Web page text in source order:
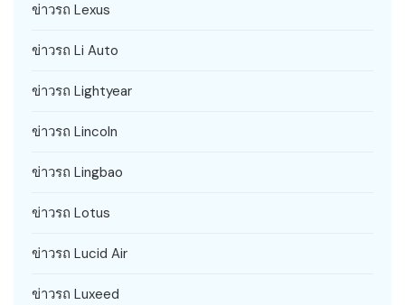
ข่าวรถ Lexus
ข่าวรถ Li Auto
ข่าวรถ Lightyear
ข่าวรถ Lincoln
ข่าวรถ Lingbao
ข่าวรถ Lotus
ข่าวรถ Lucid Air
ข่าวรถ Luxeed